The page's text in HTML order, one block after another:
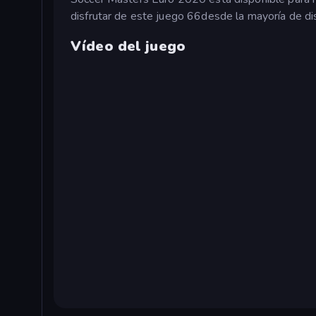
disfrutar de este juego 66desde la mayoría de
Vídeo del juego